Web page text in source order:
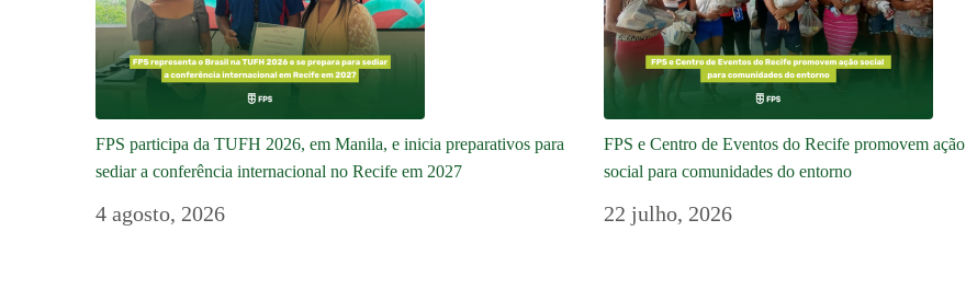
FPS participa da TUFH 2026, em Manila, e inicia preparativos para
sediar a conferência internacional no Recife em 2027
4 agosto, 2026
FPS e Centro de Eventos do Recife promovem ação
social para comunidades do entorno
22 julho, 2026